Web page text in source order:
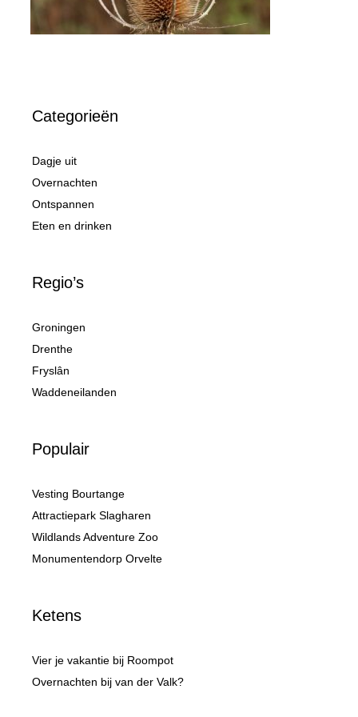
Categorieën
Dagje uit
Overnachten
Ontspannen
Eten en drinken
Regio’s
Groningen
Drenthe
Fryslân
Waddeneilanden
Populair
Vesting Bourtange
Attractiepark Slagharen
Wildlands Adventure Zoo
Monumentendorp Orvelte
Ketens
Vier je vakantie bij Roompot
Overnachten bij van der Valk?